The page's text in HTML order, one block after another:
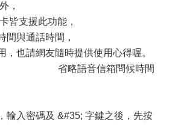
，
皆支援此功能，
間與通話時間，
，也請網友隨時提供使用心得喔。
省略語音信箱問候時間
輸入密碼及 &#35; 字鍵之後，先按